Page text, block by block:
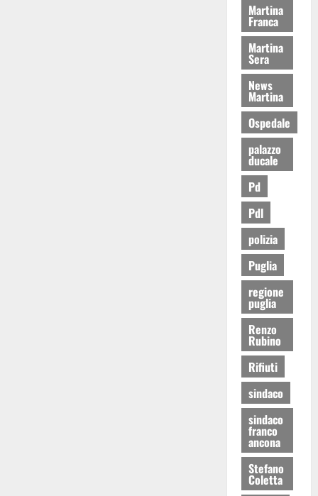
Martina
Franca
Martina
Sera
News
Martina
Ospedale
palazzo
ducale
Pd
Pdl
polizia
Puglia
regione
puglia
Renzo
Rubino
Rifiuti
sindaco
sindaco
franco
ancona
Stefano
Coletta